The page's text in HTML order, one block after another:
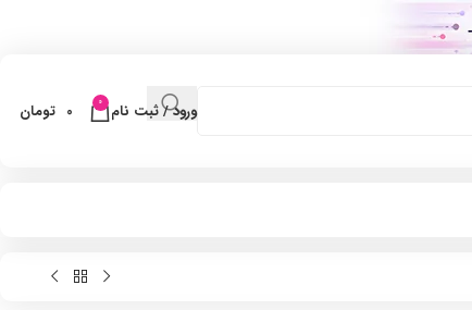
ورود / ثبت نام 0
0 تومان